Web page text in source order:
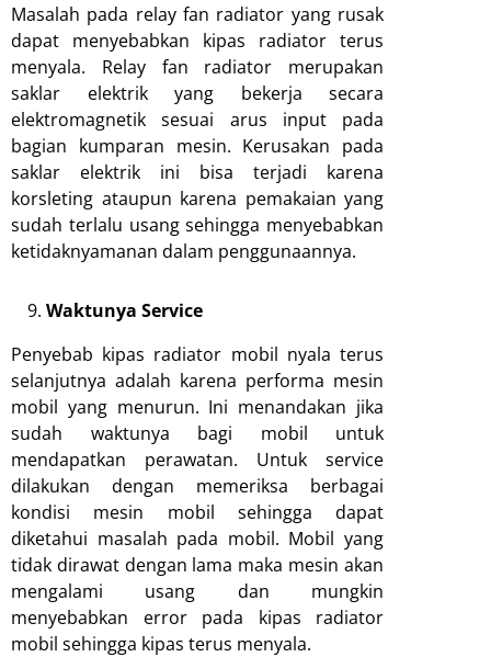
Masalah pada relay fan radiator yang rusak
dapat menyebabkan kipas radiator terus
menyala. Relay fan radiator merupakan
saklar elektrik yang bekerja secara
elektromagnetik sesuai arus input pada
bagian kumparan mesin. Kerusakan pada
saklar elektrik ini bisa terjadi karena
korsleting ataupun karena pemakaian yang
sudah terlalu usang sehingga menyebabkan
ketidaknyamanan dalam penggunaannya.
Waktunya Service
Penyebab kipas radiator mobil nyala terus
selanjutnya adalah karena performa mesin
mobil yang menurun. Ini menandakan jika
sudah waktunya bagi mobil untuk
mendapatkan perawatan. Untuk service
dilakukan dengan memeriksa berbagai
kondisi mesin mobil sehingga dapat
diketahui masalah pada mobil. Mobil yang
tidak dirawat dengan lama maka mesin akan
mengalami usang dan mungkin
menyebabkan error pada kipas radiator
mobil sehingga kipas terus menyala.